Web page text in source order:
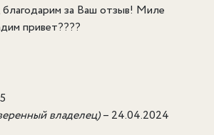
за Ваш отзыв! Миле
привет????
владелец)– 24.04.2024